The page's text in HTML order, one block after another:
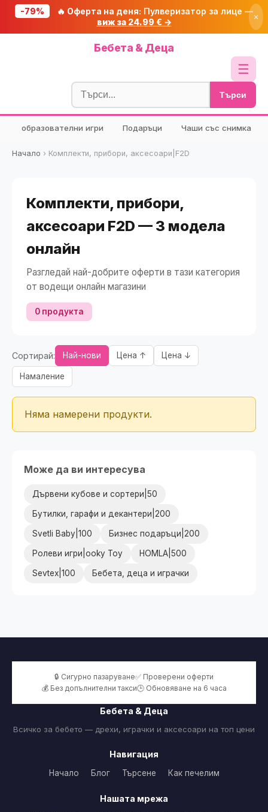
-79% 🔥 Оферта на деня: Пулверизатор за лице —
виж за 24.99 € →
×
Бебета & Деца
☰
Блог
🧮 Калкулатори
🔍 Намери продукт
🎁 Подарък
Търси
образователни игри Подаръци Чаши със снимка
Начало › Комплекти, прибори, аксесоари|F2D
Комплекти, прибори,
аксесоари F2D — 3 модела
онлайн
Разгледай най-добрите оферти в тази категория
от водещи онлайн магазини
0 продукта
Сортирай: Най-нови Цена ↑ Цена ↓
Намаление
Няма намерени продукти.
Може да ви интересува
Дървени кубове и сортери|50
Бутилки, гарафи и декантери|200
Svetli Baby|100 Бизнес подаръци|200
Ролеви игри|ooky Toy HOMLA|500
Sevtex|100 Бебета, деца и играчки
🔒 Сигурно пазаруване✅ Проверени оферти
💰 Без допълнителни такси🕒 Обновяване на 6 часа
Бебета & Деца
Всичко за бебето — дрехи, играчки и аксесоари на топ цени
Навигация
Начало Блог Търсене Как печелим
Нашата мрежа